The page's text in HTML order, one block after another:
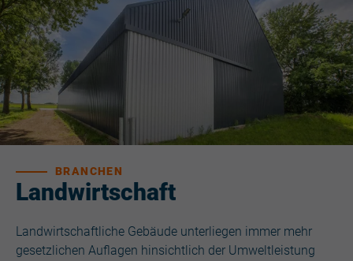
Landwirtschaft
BRANCHEN
Landwirtschaftliche Gebäude unterliegen immer mehr
gesetzlichen Auflagen hinsichtlich der Umweltleistung